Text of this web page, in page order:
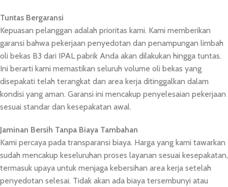
Tuntas Bergaransi
Kepuasan pelanggan adalah prioritas kami. Kami memberikan
garansi bahwa pekerjaan penyedotan dan penampungan limbah
oli bekas B3 dari IPAL pabrik Anda akan dilakukan hingga tuntas.
Ini berarti kami memastikan seluruh volume oli bekas yang
disepakati telah terangkat dan area kerja ditinggalkan dalam
kondisi yang aman. Garansi ini mencakup penyelesaian pekerjaan
sesuai standar dan kesepakatan awal.
Jaminan Bersih Tanpa Biaya Tambahan
Kami percaya pada transparansi biaya. Harga yang kami tawarkan
sudah mencakup keseluruhan proses layanan sesuai kesepakatan,
termasuk upaya untuk menjaga kebersihan area kerja setelah
penyedotan selesai. Tidak akan ada biaya tersembunyi atau